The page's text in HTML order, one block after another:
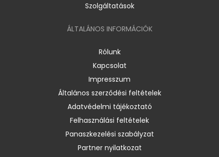
Szolgáltatások
ÁLTALÁNOS INFORMÁCIÓK
Rólunk
Kapcsolat
Impresszum
Általános szerződési feltételek
Adatvédelmi tájékoztató
Felhasználási feltételek
Panaszkezelési szabályzat
Partner nyilatkozat